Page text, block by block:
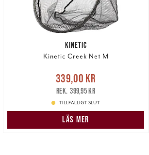
KINETIC
Kinetic Creek Net M
Nuvarande pris
Tidigare pris
339,00 kr
399,95 kr
TILLFÄLLIGT SLUT
LÄS MER